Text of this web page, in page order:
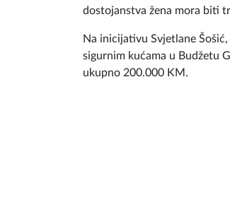
dostojanstva žena mora biti
Na inicijativu Svjetlane
sigurnim kućama u Budžetu
ukupno 200.000 KM.